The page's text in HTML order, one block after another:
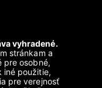
vyhradené.
stránkam a
pre osobné,
iné použitie,
pre verejnosť